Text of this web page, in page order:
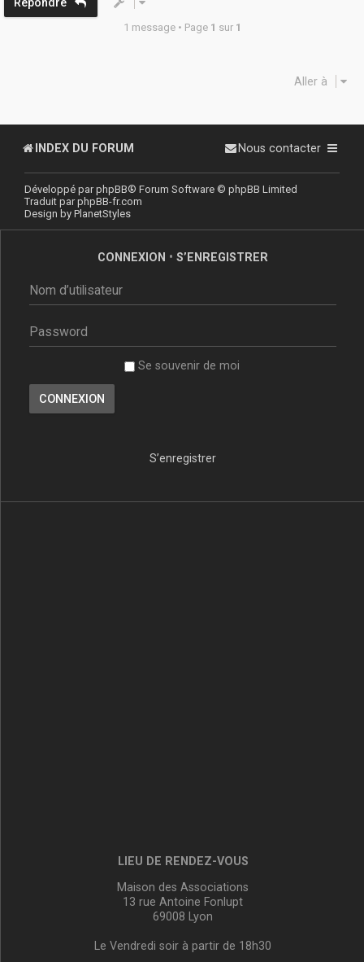
1 message • Page 1 sur 1
Aller à
INDEX DU FORUM Nous contacter
Développé parphpBB® Forum Software © phpBB Limited
Traduit parphpBB-fr.com
Design by PlanetStyles
CONNEXION • S’ENREGISTRER
Se souvenir de moi
S’enregistrer
LIEU DE RENDEZ-VOUS
Maison des Associations
13 rue Antoine Fonlupt
69008 Lyon
Le Vendredi soir à partir de 18h30